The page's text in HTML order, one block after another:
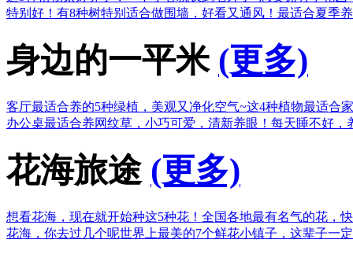
特别好！ 有8种树特别适合做围墙，好看又通风！ 最适合夏季
身边的一平米 (更多)
客厅最适合养的5种绿植，美观又净化空气~这4种植物最适合
办公桌最适合养网纹草，小巧可爱，清新养眼！ 每天睡不好，
花海旅途 (更多)
想看花海，现在就开始种这5种花！ 全国各地最有名气的花，
花海，你去过几个呢世界上最美的7个鲜花小镇子，这辈子一